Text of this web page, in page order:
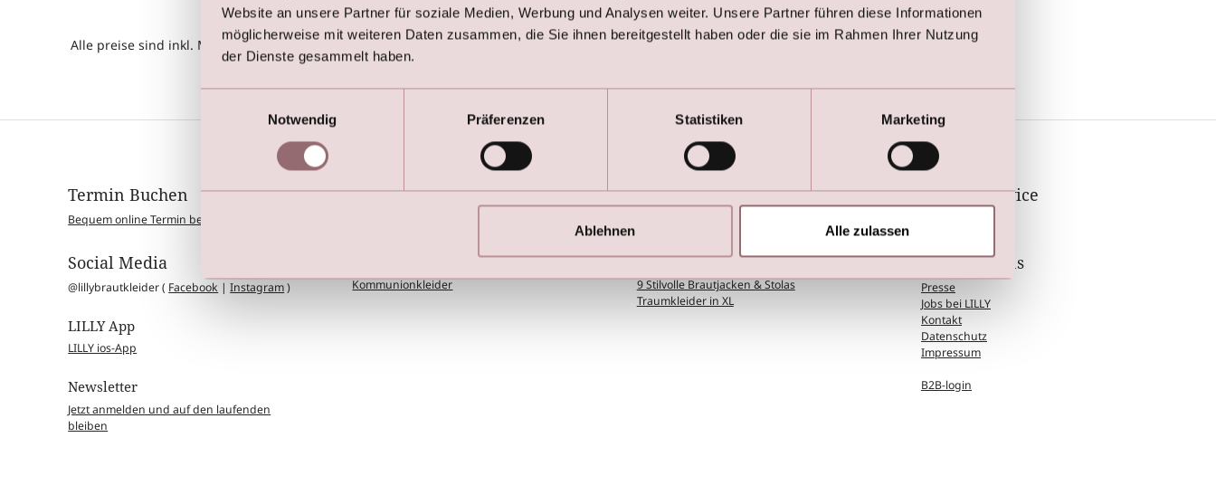
Website an unsere Partner für soziale Medien, Werbung und Analysen weiter. Unsere Partner führen diese Informationen
möglicherweise mit weiteren Daten zusammen, die Sie ihnen bereitgestellt haben oder die sie im Rahmen Ihrer Nutzung
der Dienste gesammelt haben.
Notwendig
Präferenzen Statistiken Marketing
Ablehnen Alle zulassen
Alle preise sind inkl. Mwst.
Termin Buchen
Bequem online Termin bei LILLY buchen
Social Media
@lillybrautkleider ( Facebook |Instagram)
LILLY App
LILLY ios-App
Newsletter
Jetzt anmelden und auf den laufenden
bleiben
Kollektionen
Kommunionkleider
Blogs
DIY-Ärmel
9 Stilvolle Brautjacken & Stolas
Traumkleider in XL
Kundenservice
Wir über uns
Presse
Jobs bei LILLY
Kontakt
Datenschutz
Impressum
B2B-login